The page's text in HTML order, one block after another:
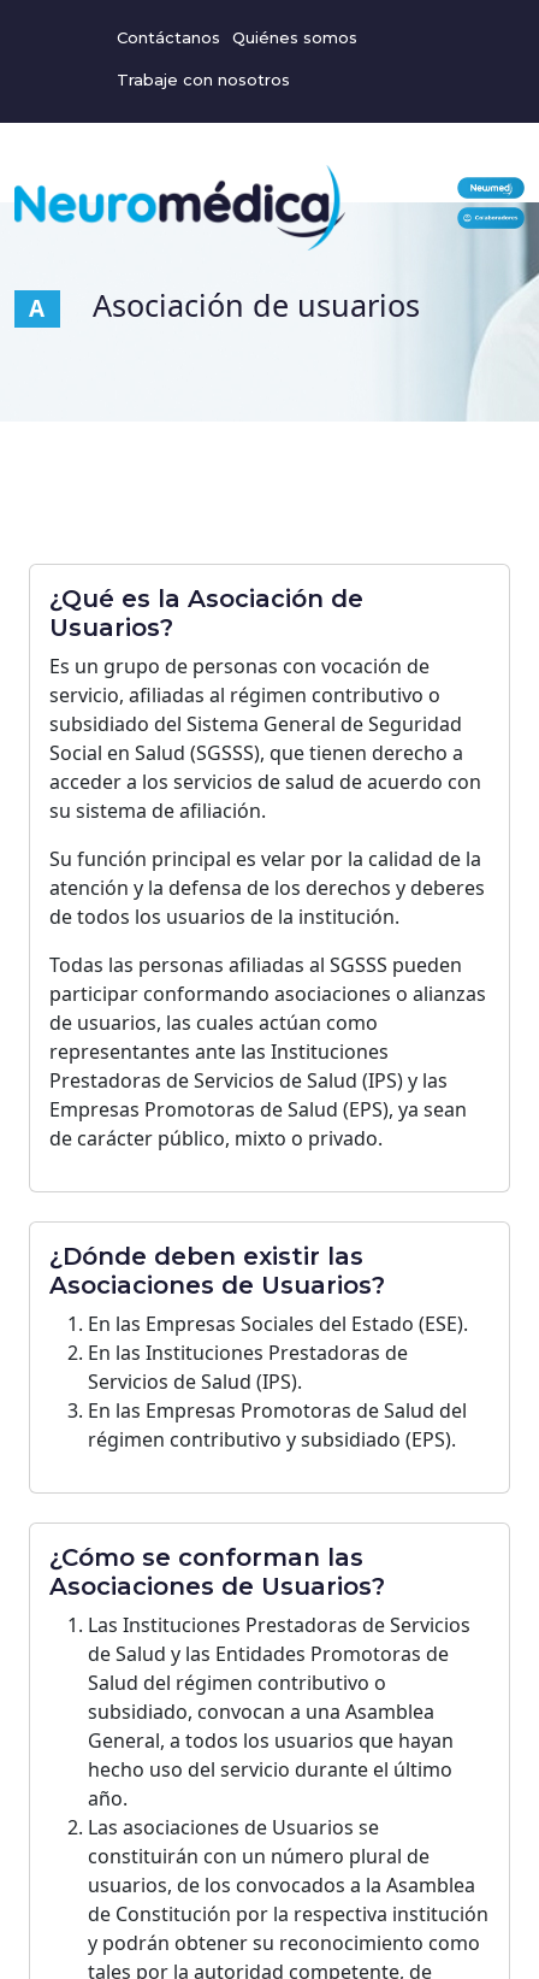
Contáctanos Quiénes somos
Trabaje con nosotros
A Asociación de usuarios
¿Qué es la Asociación de
Usuarios?
Es un grupo de personas con vocación de
servicio, afiliadas al régimen contributivo o
subsidiado del Sistema General de Seguridad
Social en Salud (SGSSS), que tienen derecho a
acceder a los servicios de salud de acuerdo con
su sistema de afiliación.
Su función principal es velar por la calidad de la
atención y la defensa de los derechos y deberes
de todos los usuarios de la institución.
Todas las personas afiliadas al SGSSS pueden
participar conformando asociaciones o alianzas
de usuarios, las cuales actúan como
representantes ante las Instituciones
Prestadoras de Servicios de Salud (IPS) y las
Empresas Promotoras de Salud (EPS), ya sean
de carácter público, mixto o privado.
¿Dónde deben existir las
Asociaciones de Usuarios?
En las Empresas Sociales del Estado (ESE).
En las Instituciones Prestadoras de
Servicios de Salud (IPS).
En las Empresas Promotoras de Salud del
régimen contributivo y subsidiado (EPS).
¿Cómo se conforman las
Asociaciones de Usuarios?
Las Instituciones Prestadoras de Servicios
de Salud y las Entidades Promotoras de
Salud del régimen contributivo o
subsidiado, convocan a una Asamblea
General, a todos los usuarios que hayan
hecho uso del servicio durante el último
año.
Las asociaciones de Usuarios se
constituirán con un número plural de
usuarios, de los convocados a la Asamblea
de Constitución por la respectiva institución
y podrán obtener su reconocimiento como
tales por la autoridad competente, de